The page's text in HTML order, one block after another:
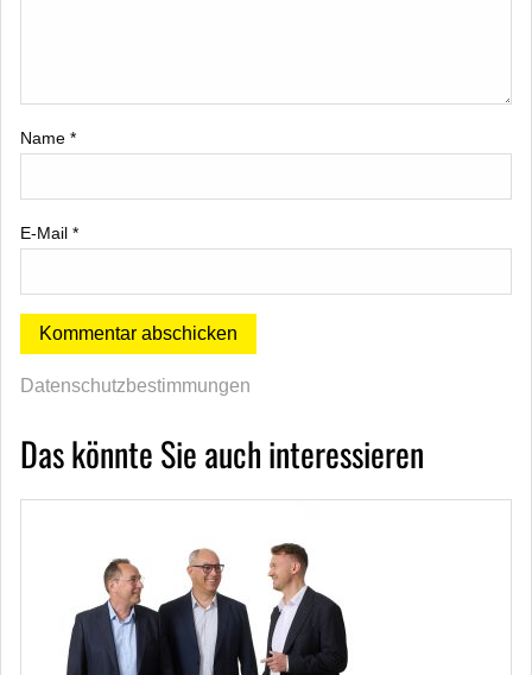
Name *
E-Mail *
Datenschutzbestimmungen
Das könnte Sie auch interessieren